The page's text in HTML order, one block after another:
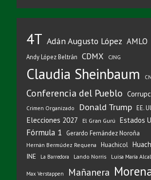
4T Adán Augusto López AMLO
Andy López Beltrán CDMX CJNG
Claudia Sheinbaum
Conferencia del Pueblo
Crimen Organizado Donald Trump EE.
Elecciones 2027 El Gran Gurú Estados
Fórmula 1 Gerardo Fernández Noroña
Hernán Bermúdez Requena Huachicol
INE La Barredora Lando Norris Luisa María
Max Verstappen Mañanera